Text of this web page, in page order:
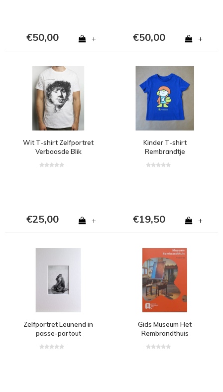
€50,00 + €50,00 +
Wit T-shirt Zelfportret
Verbaasde Blik
€25,00 +
Kinder T-shirt
Rembrandtje
€19,50 +
Zelfportret Leunend in
passe-partout
Gids Museum Het
Rembrandthuis